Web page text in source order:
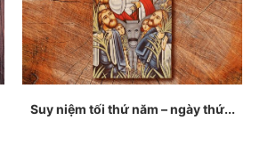
Suy niệm tối thứ năm – ngày thứ...